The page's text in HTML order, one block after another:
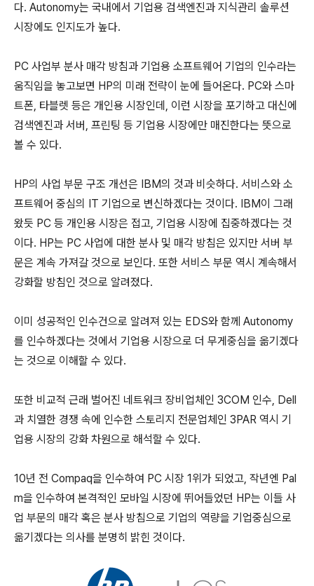
다. Autonomy는 국내에서 기업용 검색엔진과 지식관리 솔루션
시장에도 인지도가 높다.
PC 사업부 분사 매각 방침과 기업용 소프트웨어 기업의 인수라는
움직임을 놓고보면 HP의 미래 전략이 눈에 들어온다. PC와 스마
트폰, 타블렛 등은 개인용 시장인데, 이런 시장을 포기하고 대신에
검색엔진과 서버, 프린팅 등 기업용 시장에만 매진한다는 뜻으로
볼 수 있다.
HP의 사업 부문 구조 개선은 IBM의 것과 비슷하다. 서비스와 소
프트웨어 중심의 IT 기업으로 변신하겠다는 것이다. IBM이 그래
왔듯 PC 등 개인용 시장은 접고, 기업용 시장에 집중하겠다는 것
이다. HP는 PC 사업에 대한 분사 및 매각 방침은 있지만 서버 부
문은 계속 가져갈 것으로 보인다. 또한 서비스 부문 역시 계속해서
강화할 방침인 것으로 알려졌다.
이미 성공적인 인수건으로 알려져 있는 EDS와 함께 Autonomy
를 인수하겠다는 것에서 기업용 시장으로 더 무게중심을 옮기겠다
는 것으로 이해할 수 있다.
또한 비교적 근래 벌어진 네트워크 장비업체인 3COM 인수, Dell
과 치열한 경쟁 속에 인수한 스토리지 전문업체인 3PAR 역시 기
업용 시장의 강화 차원으로 해석할 수 있다.
10년 전 Compaq을 인수하여 PC 시장 1위가 되었고, 작년엔 Pal
m을 인수하여 본격적인 모바일 시장에 뛰어들었던 HP는 이들 사
업 부문의 매각 혹은 분사 방침으로 기업의 역량을 기업중심으로
옮기겠다는 의사를 분명히 밝힌 것이다.